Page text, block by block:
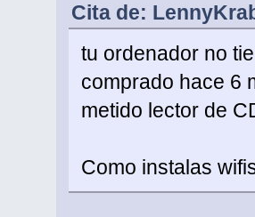
Cita de:
tu ordenador no
comprado hace 6
metido lector de
Como instalas